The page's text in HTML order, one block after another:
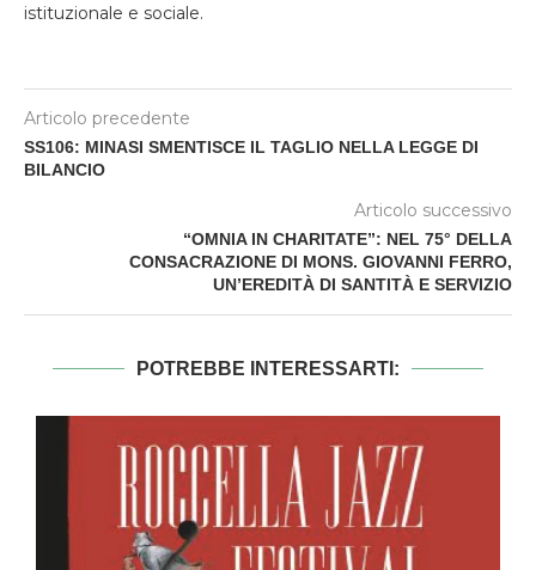
istituzionale e sociale.
Articolo precedente
SS106: MINASI SMENTISCE IL TAGLIO NELLA LEGGE DI
BILANCIO
Articolo successivo
“OMNIA IN CHARITATE”: NEL 75° DELLA
CONSACRAZIONE DI MONS. GIOVANNI FERRO,
UN’EREDITÀ DI SANTITÀ E SERVIZIO
POTREBBE INTERESSARTI: